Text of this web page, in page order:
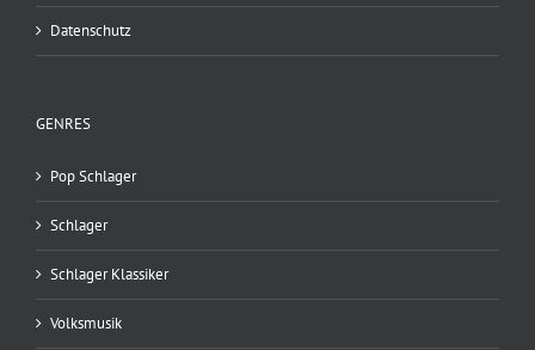
Datenschutz
GENRES
Pop Schlager
Schlager
Schlager Klassiker
Volksmusik